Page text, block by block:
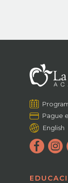
Pague
English